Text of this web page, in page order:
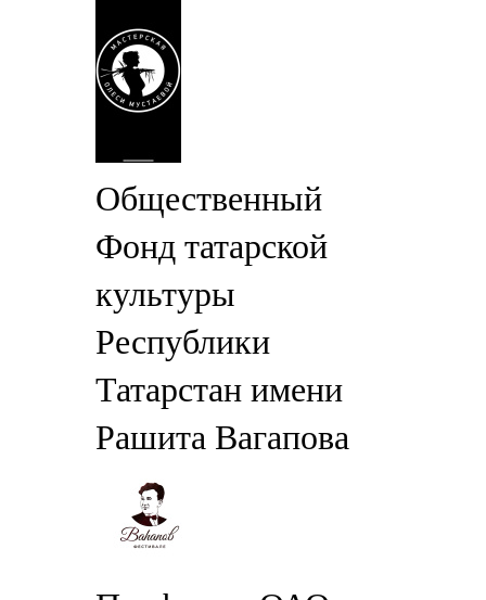
Общественный
Фонд татарской
культуры
Республики
Татарстан имени
Рашита Вагапова